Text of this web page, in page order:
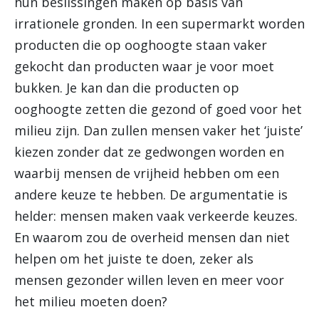
irrationele gronden. In een supermarkt worden
producten die op ooghoogte staan vaker
gekocht dan producten waar je voor moet
bukken. Je kan dan die producten op
ooghoogte zetten die gezond of goed voor het
milieu zijn. Dan zullen mensen vaker het ‘juiste’
kiezen zonder dat ze gedwongen worden en
waarbij mensen de vrijheid hebben om een
andere keuze te hebben. De argumentatie is
helder: mensen maken vaak verkeerde keuzes.
En waarom zou de overheid mensen dan niet
helpen om het juiste te doen, zeker als
mensen gezonder willen leven en meer voor
het milieu moeten doen?